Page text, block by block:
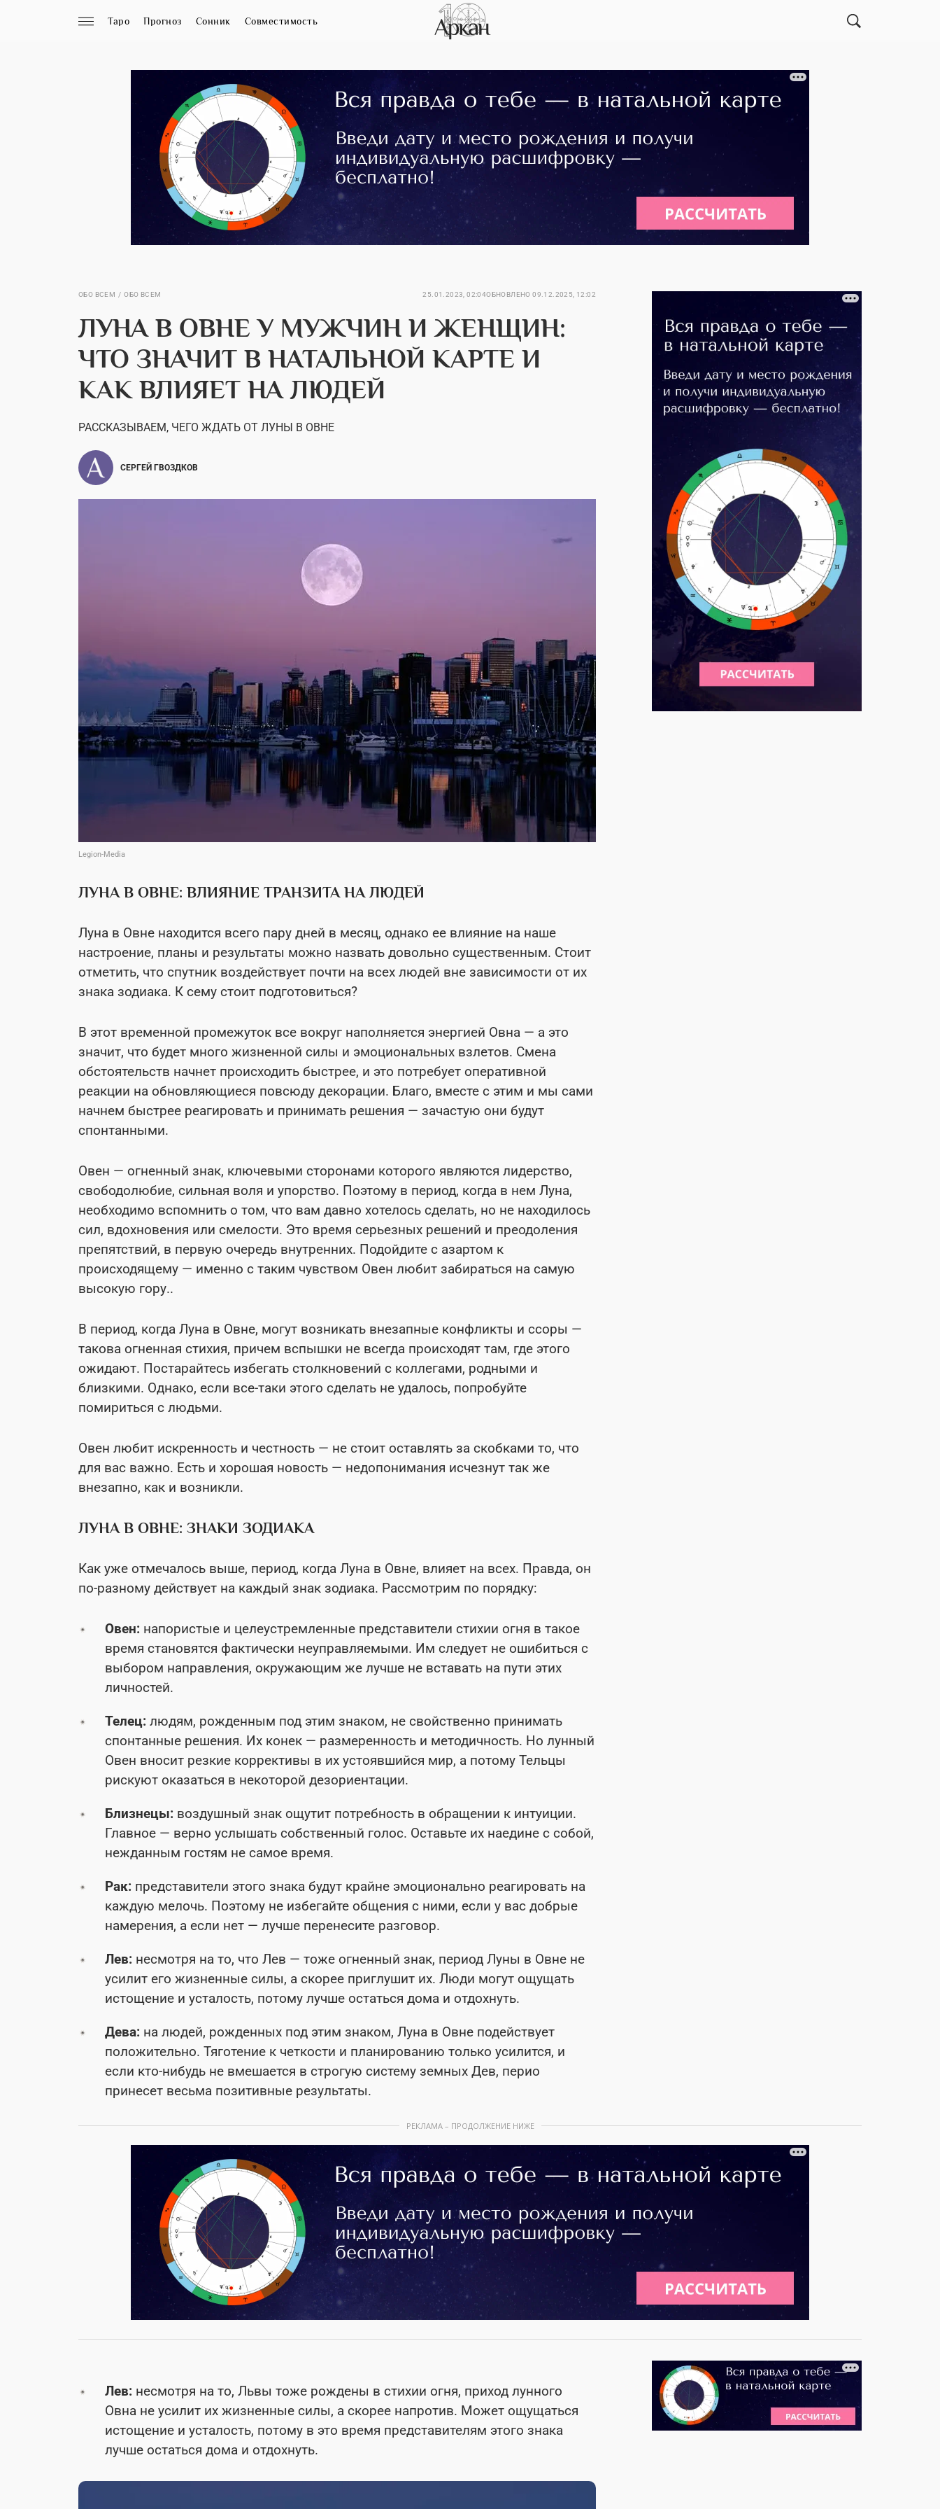
Таро Прогноз Сонник Совместимость
ОБО ВСЕМ ОБО ВСЕМ 25.01.2023, 02:04ОБНОВЛЕНО 09.12.2025, 12:02
ЛУНА В ОВНЕ У МУЖЧИН И ЖЕНЩИН:
ЧТО ЗНАЧИТ В НАТАЛЬНОЙ КАРТЕ И
КАК ВЛИЯЕТ НА ЛЮДЕЙ
РАССКАЗЫВАЕМ, ЧЕГО ЖДАТЬ ОТ ЛУНЫ В ОВНЕ
СЕРГЕЙ ГВОЗДКОВ
Legion-Media
ЛУНА В ОВНЕ: ВЛИЯНИЕ ТРАНЗИТА НА ЛЮДЕЙ
Луна в Овне находится всего пару дней в месяц, однако ее влияние на наше
настроение, планы и результаты можно назвать довольно существенным. Стоит
отметить, что спутник воздействует почти на всех людей вне зависимости от их
знака зодиака. К сему стоит подготовиться?
В этот временной промежуток все вокруг наполняется энергией Овна — а это
значит, что будет много жизненной силы и эмоциональных взлетов. Смена
обстоятельств начнет происходить быстрее, и это потребует оперативной
реакции на обновляющиеся повсюду декорации. Благо, вместе с этим и мы сами
начнем быстрее реагировать и принимать решения — зачастую они будут
спонтанными.
Овен — огненный знак, ключевыми сторонами которого являются лидерство,
свободолюбие, сильная воля и упорство. Поэтому в период, когда в нем Луна,
необходимо вспомнить о том, что вам давно хотелось сделать, но не находилось
сил, вдохновения или смелости. Это время серьезных решений и преодоления
препятствий, в первую очередь внутренних. Подойдите с азартом к
происходящему — именно с таким чувством Овен любит забираться на самую
высокую гору..
В период, когда Луна в Овне, могут возникать внезапные конфликты и ссоры —
такова огненная стихия, причем вспышки не всегда происходят там, где этого
ожидают. Постарайтесь избегать столкновений с коллегами, родными и
близкими. Однако, если все-таки этого сделать не удалось, попробуйте
помириться с людьми.
Овен любит искренность и честность — не стоит оставлять за скобками то, что
для вас важно. Есть и хорошая новость — недопонимания исчезнут так же
внезапно, как и возникли.
ЛУНА В ОВНЕ: ЗНАКИ ЗОДИАКА
Как уже отмечалось выше, период, когда Луна в Овне, влияет на всех. Правда, он
по-разному действует на каждый знак зодиака. Рассмотрим по порядку:
Овен: напористые и целеустремленные представители стихии огня в такое
время становятся фактически неуправляемыми. Им следует не ошибиться с
выбором направления, окружающим же лучше не вставать на пути этих
личностей.
Телец: людям, рожденным под этим знаком, не свойственно принимать
спонтанные решения. Их конек — размеренность и методичность. Но лунный
Овен вносит резкие коррективы в их устоявшийся мир, а потому Тельцы
рискуют оказаться в некоторой дезориентации.
Близнецы: воздушный знак ощутит потребность в обращении к интуиции.
Главное — верно услышать собственный голос. Оставьте их наедине с собой,
нежданным гостям не самое время.
Рак: представители этого знака будут крайне эмоционально реагировать на
каждую мелочь. Поэтому не избегайте общения с ними, если у вас добрые
намерения, а если нет — лучше перенесите разговор.
Лев: несмотря на то, что Лев — тоже огненный знак, период Луны в Овне не
усилит его жизненные силы, а скорее приглушит их. Люди могут ощущать
истощение и усталость, потому лучше остаться дома и отдохнуть.
Дева: на людей, рожденных под этим знаком, Луна в Овне подействует
положительно. Тяготение к четкости и планированию только усилится, и
если кто-нибудь не вмешается в строгую систему земных Дев, перио
принесет весьма позитивные результаты.
РЕКЛАМА – ПРОДОЛЖЕНИЕ НИЖЕ
Лев: несмотря на то, Львы тоже рождены в стихии огня, приход лунного
Овна не усилит их жизненные силы, а скорее напротив. Может ощущаться
истощение и усталость, потому в это время представителям этого знака
лучше остаться дома и отдохнуть.